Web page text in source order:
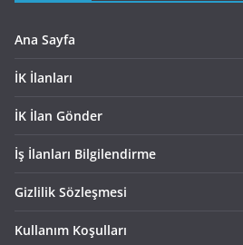
Ana Sayfa
İK İlanları
İK İlan Gönder
İş İlanları Bilgilendirme
Gizlilik Sözleşmesi
Kullanım Koşulları